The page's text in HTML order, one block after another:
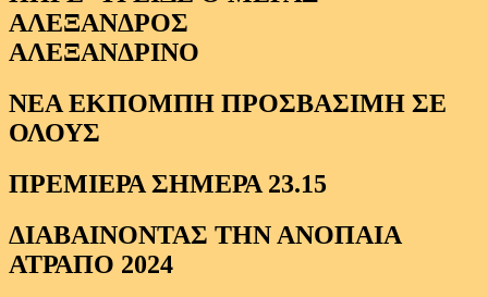
ΑΛΕΞΑΝΔΡΙΝΟ
ΝΕΑ ΕΚΠΟΜΠΗ ΠΡΟΣΒΑΣΙΜΗ ΣΕ
ΟΛΟΥΣ
ΠΡΕΜΙΕΡΑ ΣΗΜΕΡΑ 23.15
ΔΙΑΒΑΙΝΟΝΤΑΣ ΤΗΝ ΑΝΟΠΑΙΑ
ΑΤΡΑΠΟ 2024